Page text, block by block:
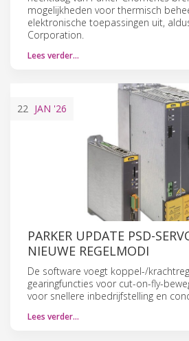
mogelijkheden voor thermisch
elektronische toepassingen uit,
Corporation.
Lees verder…
22 JAN '26
PARKER UPDATE PSD-
NIEUWE REGELMODI
De software voegt koppel-/
gearingfuncties voor cut-on-fly-
voor snellere inbedrijfstelling en
Lees verder…